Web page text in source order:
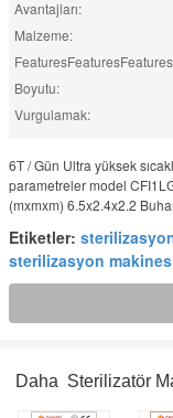
Avantajları:
Malzeme:
Boyutu:
Vurgulamak:
6T / Gün Ultra yüksek
parametreler model
(mxmxm) 6.5x2.4x2.2
Etiketler:
sterilizasyon
Daha Sterilizatör